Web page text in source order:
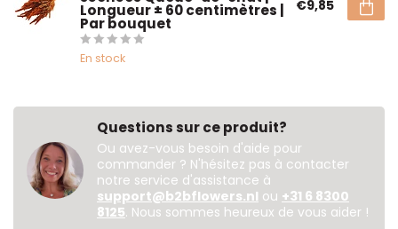
Longueur ± 60 centimètres |
Par bouquet
En stock
€9,85
Questions sur ce produit?
Ou avez-vous besoin d'aide pour
commander ? N'hésitez pas à contacter
notre service d'assistance à
support@b2bflowers.nl ou +31 6 8300
8125. Nous sommes heureux de vous aider !